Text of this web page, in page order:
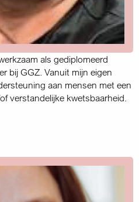
als gediplomeerd
bij GGZ. Vanuit mijn eigen
aan mensen met een
verstandelijke kwetsbaarheid.